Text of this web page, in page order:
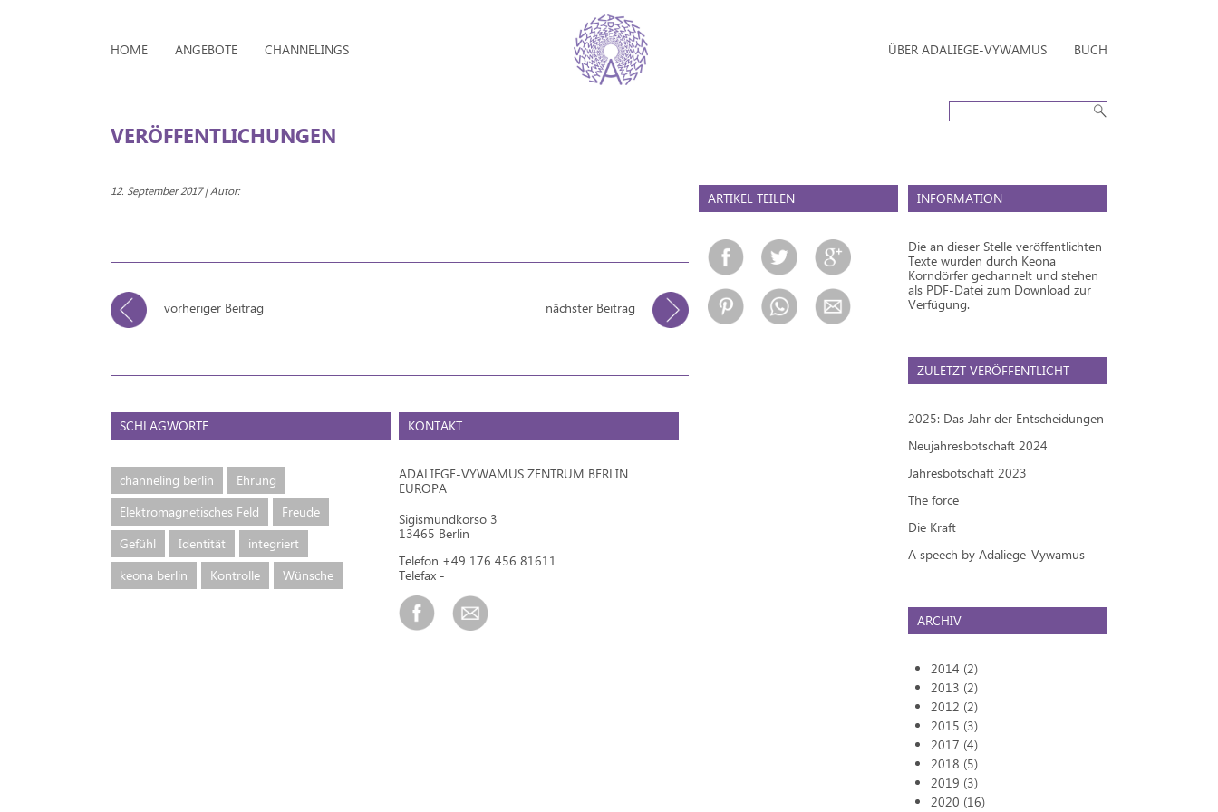
HOME ANGEBOTE CHANNELINGS ÜBER ADALIEGE-VYWAMUS BUCH
VERÖFFENTLICHUNGEN
12. September 2017 | Autor:
vorheriger Beitrag nächster Beitrag
SCHLAGWORTE
channeling berlin
Ehrung
Elektromagnetisches Feld
Freude
Gefühl
Identität
integriert
keona berlin
Kontrolle Wünsche
KONTAKT
ADALIEGE-VYWAMUS ZENTRUM BERLIN
EUROPA
Sigismundkorso 3
13465 Berlin
Telefon +49 176 456 81611
Telefax -
ARTIKEL TEILEN INFORMATION
Die an dieser Stelle veröffentlichten
Texte wurden durch Keona
Korndörfer gechannelt und stehen
als PDF-Datei zum Download zur
Verfügung.
ZULETZT VERÖFFENTLICHT
2025: Das Jahr der Entscheidungen
Neujahresbotschaft 2024
Jahresbotschaft 2023
The force
Die Kraft
A speech by Adaliege-Vywamus
ARCHIV
2014 (2)
2013 (2)
2012 (2)
2015 (3)
2017 (4)
2018 (5)
2019 (3)
2020 (16)